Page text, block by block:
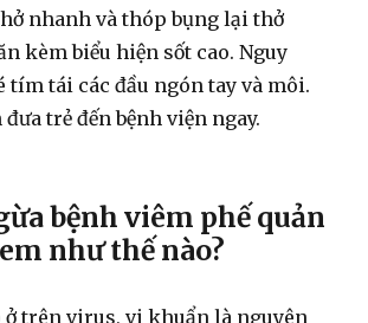
nhanh và thóp bụng lại thở
kèm biểu hiện sốt cao. Nguy
tím tái các đầu ngón tay và môi.
trẻ đến bệnh viện ngay.
bệnh viêm phế quản
như thế nào?
ở trên virus, vi khuẩn là nguyên